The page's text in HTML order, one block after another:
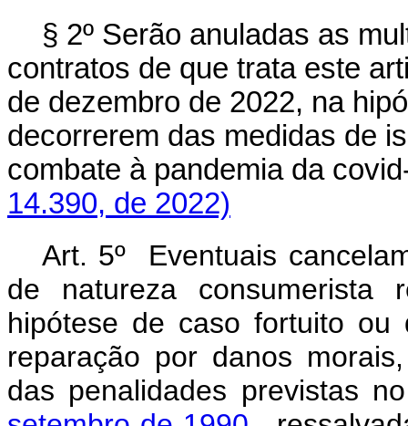
§ 2º Serão anuladas as
contratos de que trata este
de dezembro de 2022, na
decorrerem das medidas de
combate à pandemia da
14.390, de 2022)
Art. 5º Eventuais
de natureza consumerista
hipótese de caso fortuito
reparação por danos
das penalidades previstas